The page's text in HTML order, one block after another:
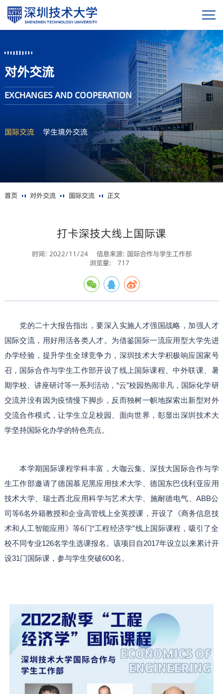
对外交流
EXCHANGES AND COOPERATION
国际交流 学生境外交流
首页 对外交流 国际交流 正文
打卡深技大线上国际课
时间: 2022/11/24
信息来源: 国际合作与学生工作部
浏览量:
717
党的二十大报告指出，要深入实施人才强国战略，加强人才
国际交流，用好用活各类人才。为借鉴国际一流应用型大学先进
办学经验，提升学生全球竞争力，深圳技术大学积极响应国家号
召，国际合作与学生工作部开设了线上国际课程、中外联课、暑
期学校、讲座研讨等一系列活动，“云”校园热闹非凡，国际化学研
交流并没有因为疫情慢下脚步，反而独树一帜地探索出新型对外
交流合作模式，让学生立足校园、面向世界，彰显出深圳技术大
学坚持国际化办学的特色亮点。
本学期国际课程学科丰富，大咖云集。深技大国际合作与学
生工作部邀请了德国慕尼黑应用技术大学、德国东巴伐利亚应用
技术大学、瑞士西北应用科学与艺术大学、施耐德电气、ABB公
司等6名外籍教授和企业高管线上全英授课，开设了《商务信息技
术和人工智能应用》等6门“工程经济学”线上国际课程，吸引了全
校不同专业126名学生选课报名。该项目自2017年设立以来累计开
设31门国际课，参与学生突破600名。